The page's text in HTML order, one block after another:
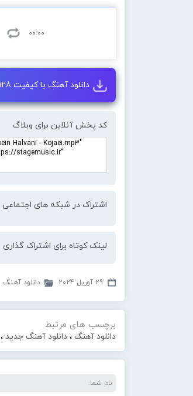
00:00
دانلود آهنگ با کیفیت 128
کد پخش آنلاین برای وبلاگ
اشتراک در شبکه های اجتماعی
لینک کوتاه برای اشتراک گذاری
29 آوریل 2024 دانلود آهنگ
برچسب های مرتبط
دانلود آهنگ ، دانلود آهنگ جدید ،